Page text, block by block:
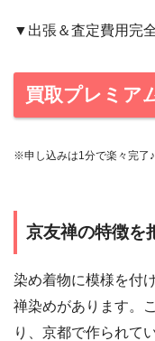
▼出張＆査定費用完
買取プレミア
※申し込みは1分で楽々完了♪
京友禅の特徴を
染め着物に模様を付
禅染めがあります。
り、京都で作られて